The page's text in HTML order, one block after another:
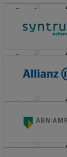
lineair
Tulp Riant
lineair
Basis
lineair
Allianz
lineair